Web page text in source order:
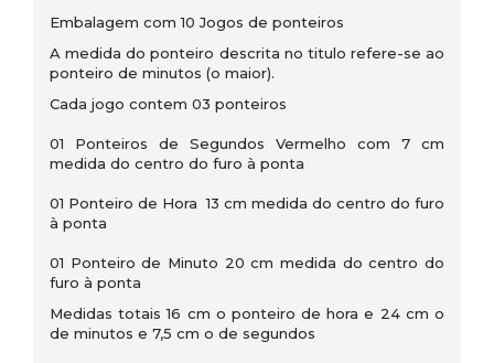
Embalagem com 10 Jogos de ponteiros
A medida do ponteiro descrita no titulo refere-se ao
ponteiro de minutos (o maior).
Cada jogo contem 03 ponteiros
01 Ponteiros de Segundos Vermelho com 7 cm
medida do centro do furo à ponta
01 Ponteiro de Hora 13 cm medida do centro do furo
à ponta
01 Ponteiro de Minuto 20 cm medida do centro do
furo à ponta
Medidas totais 16 cm o ponteiro de hora e 24 cm o
de minutos e 7,5 cm o de segundos